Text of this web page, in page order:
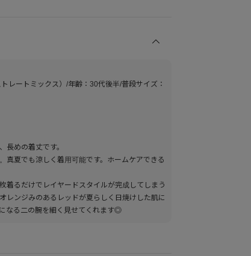
レートミックス）/年齢：30代後半/普段サイズ：
長めの着丈です。
真夏でも涼しく着用可能です。ホームケアできる
着るだけでレイヤードスタイルが完成してしまう
レンジみのあるレッドが夏らしく日焼けした肌に
なる二の腕を細く見せてくれます◎